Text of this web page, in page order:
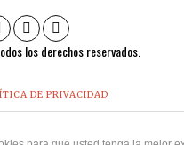
los derechos reservados.
DE PRIVACIDAD